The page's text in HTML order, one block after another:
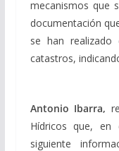
mecanismos que
documentación
se han
catastros,
Antonio Ibarra,
Hídricos que,
siguiente